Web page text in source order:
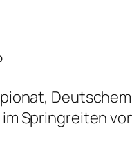
Deutschem
Springreiten vom